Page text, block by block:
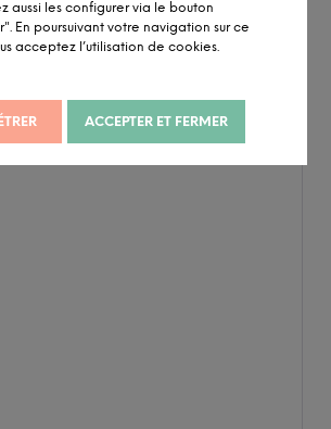
aussi les configurer via le bouton
En poursuivant votre navigation sur ce
acceptez l’utilisation de cookies.
ACCEPTER ET FERMER